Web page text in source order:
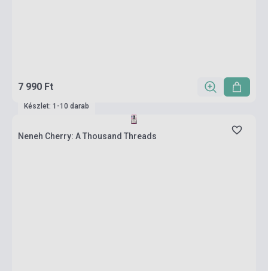
7 990 Ft
Készlet: 1-10 darab
Neneh Cherry: A Thousand Threads